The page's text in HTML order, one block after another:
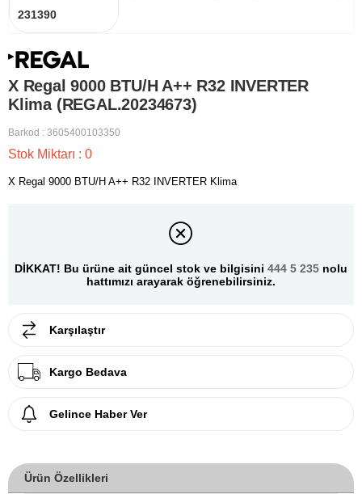
231390
X Regal 9000 BTU/H A++ R32 INVERTER
Klima (REGAL.20234673)
Barkod : 3605400103350
Stok Miktarı : 0
X Regal 9000 BTU/H A++ R32 INVERTER Klima
DİKKAT! Bu ürüne ait güncel stok ve bilgisini 444 5 235 nolu
hattımızı arayarak öğrenebilirsiniz.
Karşılaştır
Kargo Bedava
Gelince Haber Ver
Ürün Özellikleri